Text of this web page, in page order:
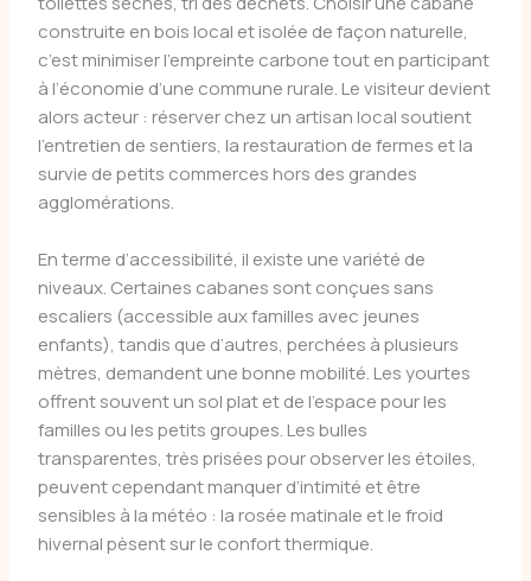
construite en bois local et isolée de façon naturelle,
c’est minimiser l’empreinte carbone tout en participant
à l’économie d’une commune rurale. Le visiteur devient
alors acteur : réserver chez un artisan local soutient
l’entretien de sentiers, la restauration de fermes et la
survie de petits commerces hors des grandes
agglomérations.
En terme d’accessibilité, il existe une variété de
niveaux. Certaines cabanes sont conçues sans
escaliers (accessible aux familles avec jeunes
enfants), tandis que d’autres, perchées à plusieurs
mètres, demandent une bonne mobilité. Les yourtes
offrent souvent un sol plat et de l’espace pour les
familles ou les petits groupes. Les bulles
transparentes, très prisées pour observer les étoiles,
peuvent cependant manquer d’intimité et être
sensibles à la météo : la rosée matinale et le froid
hivernal pèsent sur le confort thermique.